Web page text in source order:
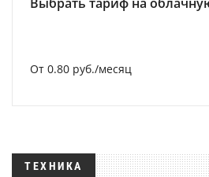
От 0.80 руб./месяц
ТЕХНИКА